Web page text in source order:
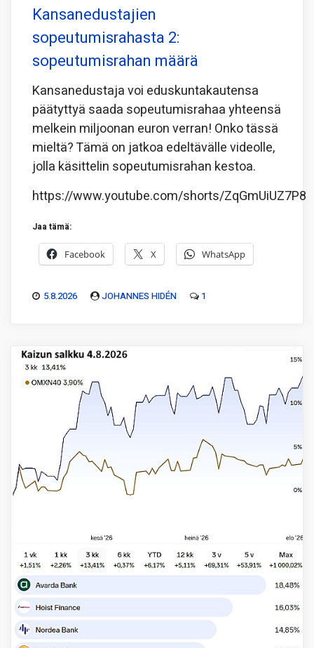
Kansanedustajien
sopeutumisrahasta 2:
sopeutumisrahan määrä
Kansanedustaja voi eduskuntakautensa
päätyttyä saada sopeutumisrahaa yhteensä
melkein miljoonan euron verran! Onko tässä
mieltä? Tämä on jatkoa edeltävälle videolle,
jolla käsittelin sopeutumisrahan kestoa.
https://www.youtube.com/shorts/ZqGmUiUZ7P8
Jaa tämä:
Facebook X WhatsApp
5.8.2026 JOHANNES HIDÉN 1